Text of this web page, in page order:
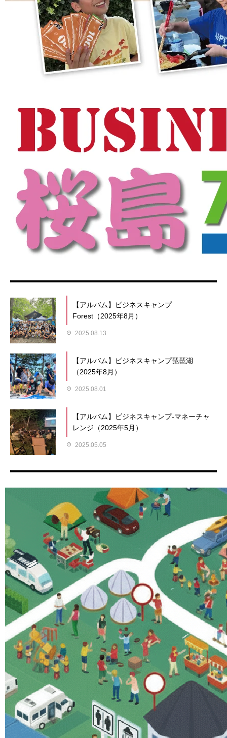
【アルバム】ビジネスキャンプ
Forest（2025年8月）
2025.08.13
【アルバム】ビジネスキャンプ琵琶湖
（2025年8月）
2025.08.01
【アルバム】ビジネスキャンプ-マネーチャ
レンジ（2025年5月）
2025.05.05